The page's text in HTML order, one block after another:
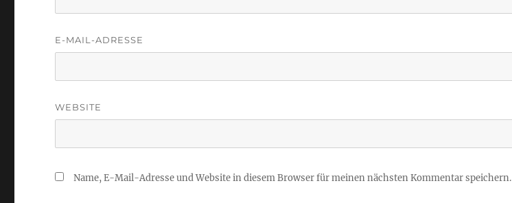
E-MAIL-ADRESSE
WEBSITE
Name, E-Mail-Adresse und Website in diesem Browser für meinen nächsten Kommentar speichern.